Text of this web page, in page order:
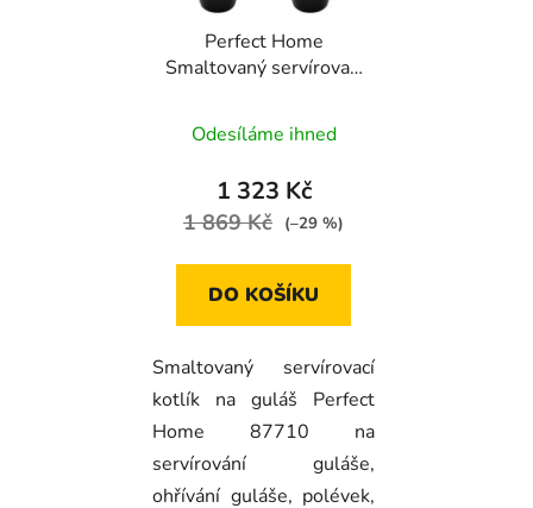
Perfect Home
Smaltovaný servírovací
87710
Odesíláme ihned
1 323 Kč
1 869 Kč (–29 %)
DO KOŠÍKU
Smaltovaný servírovací
kotlík na guláš Perfect
Home 87710 na
servírování guláše,
ohřívání guláše, polévek,